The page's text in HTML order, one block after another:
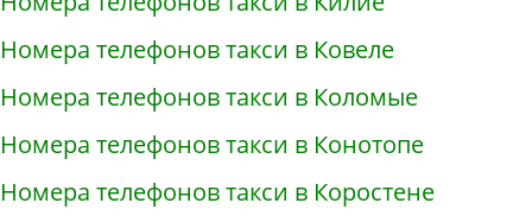
Номера телефонов такси в Ковеле
Номера телефонов такси в Коломые
Номера телефонов такси в Конотопе
Номера телефонов такси в Коростене